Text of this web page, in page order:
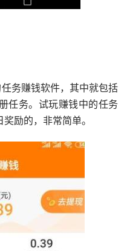
务赚钱软件，其中就包括
任务。试玩赚钱中的任务
励的，非常简单。